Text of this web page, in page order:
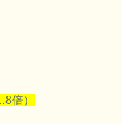
倍）